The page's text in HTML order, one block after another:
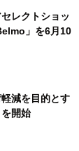
レクトショッ
」を6月10
減を目的とす
開始